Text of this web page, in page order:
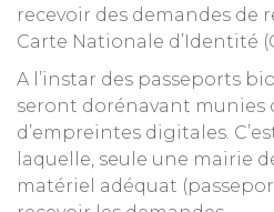
recevoir des demandes de
Carte Nationale d’Identité
A l’instar des passeports
seront dorénavant munies
d’empreintes digitales.
laquelle, seule une mairie
matériel adéquat